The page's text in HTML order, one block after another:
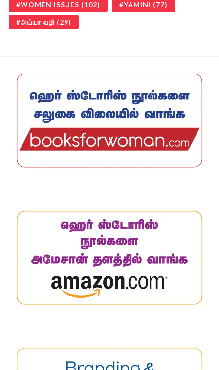
WOMEN ISSUES (102) YAMINI (77)
அய்யா வழி (29)